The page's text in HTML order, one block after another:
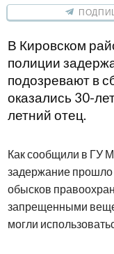
В Кировском
полиции
подозревают в
оказались 30-
летний отец.
Как сообщили в ГУ
задержание
обысков
запрещенными
могли